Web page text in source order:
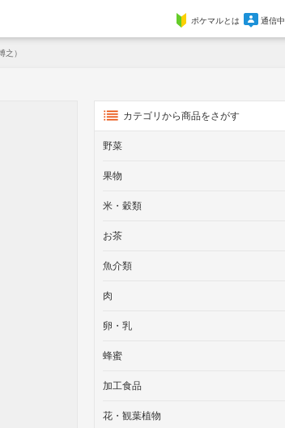
ポケマルとは 通信中
之）
カテゴリから商品をさがす
野菜
果物
米・穀類
お茶
魚介類
肉
卵・乳
蜂蜜
加工食品
花・観葉植物